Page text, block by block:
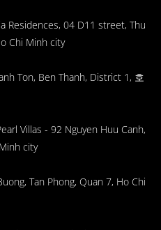
Residences, 04 D11 street, Thu
Chi Minh city
Ton, Ben Thanh, District 1, 호
Villas - 92 Nguyen Huu Canh,
city
Tan Phong, Quan 7, Ho Chi